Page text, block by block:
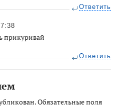
Ответить
прикуривай
Ответить
Обязательные поля